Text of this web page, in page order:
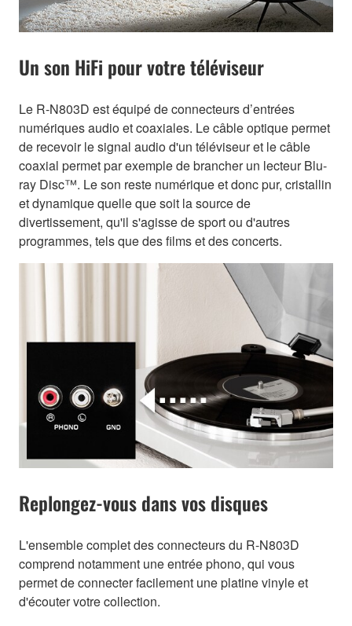
Un son HiFi pour votre téléviseur
Le R-N803D est équipé de connecteurs d’entrées
numériques audio et coaxiales. Le câble optique permet
de recevoir le signal audio d'un téléviseur et le câble
coaxial permet par exemple de brancher un lecteur Blu-
ray Disc™. Le son reste numérique et donc pur, cristallin
et dynamique quelle que soit la source de
divertissement, qu'il s'agisse de sport ou d'autres
programmes, tels que des films et des concerts.
Replongez-vous dans vos disques
L'ensemble complet des connecteurs du R-N803D
comprend notamment une entrée phono, qui vous
permet de connecter facilement une platine vinyle et
d'écouter votre collection.